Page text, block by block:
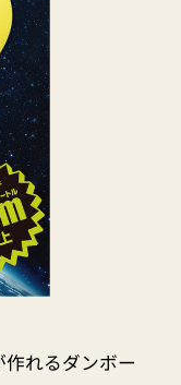
れるダンボー